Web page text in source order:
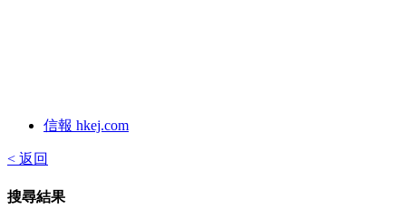
信報 hkej.com
< 返回
搜尋結果